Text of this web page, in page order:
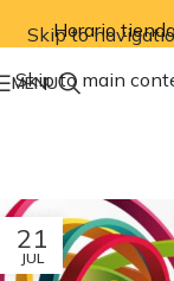
Skip to
Skip to main
Horario
MENU
21
JUL